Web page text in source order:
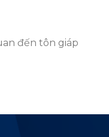
đến tôn giáp